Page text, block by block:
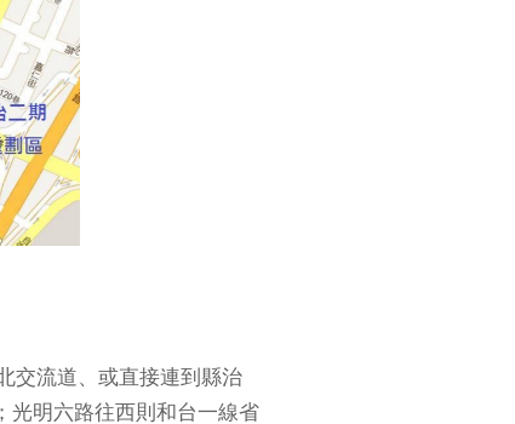
交流道、或直接連到縣治
光明六路往西則和台一線省